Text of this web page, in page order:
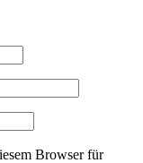
Browser für